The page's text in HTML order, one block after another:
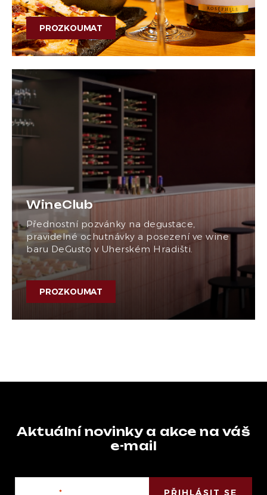
PROZKOUMAT
WineClub
Přednostní pozvánky na degustace,
pravidelné ochutnávky a posezení ve wine
baru DeGusto v Uherském Hradišti.
PROZKOUMAT
Aktuální novinky a akce na váš
e-mail
PŘIHLÁSIT SE